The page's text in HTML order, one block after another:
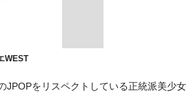
WEST
JPOPをリスペクトしている正統派美少女